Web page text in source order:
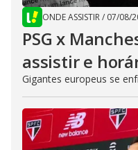
ONDE ASSISTIR/ 07/08/
PSG x
assistir e
Gigantes europeus se